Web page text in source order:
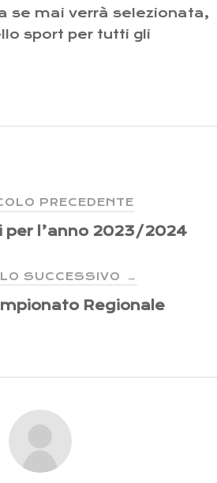
se mai verrà selezionata,
sport per tutti gli
PRECEDENTE
per l’anno 2023/2024
SUCCESSIVO →
Regionale